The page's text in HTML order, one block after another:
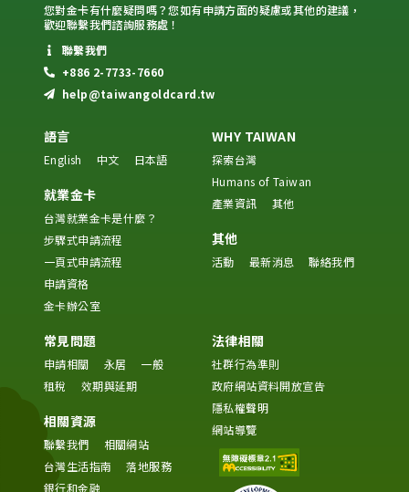
您對金卡有什麼疑問嗎？您如有申請方面的疑慮或其他的建議，
歡迎聯繫我們諮詢服務處！
聯繫我們
+886 2-7733-7660
help@taiwangoldcard.tw
語言
English 中文 日本語
就業金卡
台灣就業金卡是什麼？
步驟式申請流程
一頁式申請流程
申請資格
金卡辦公室
WHY TAIWAN
探索台灣
Humans of Taiwan
產業資訊
其他
其他
活動 最新消息 聯絡我們
常見問題
申請相關 永居
一般
租稅
效期與延期
相關資源
聯繫我們
相關網站
台灣生活指南
落地服務
銀行和金融
法律相關
社群行為準則
政府網站資料開放宣告
隱私權聲明
網站導覽